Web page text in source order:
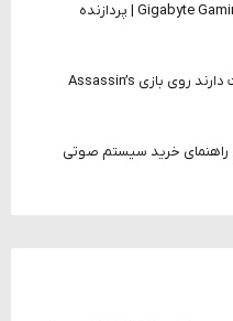
بنچیمو: بررسی لپ‌تاپ Gigabyte Gaming A16 | پردازنده
همه کارکنان یوبیسافت دوست دارند روی بازی Assassin’s
خرید سیستم صوتی